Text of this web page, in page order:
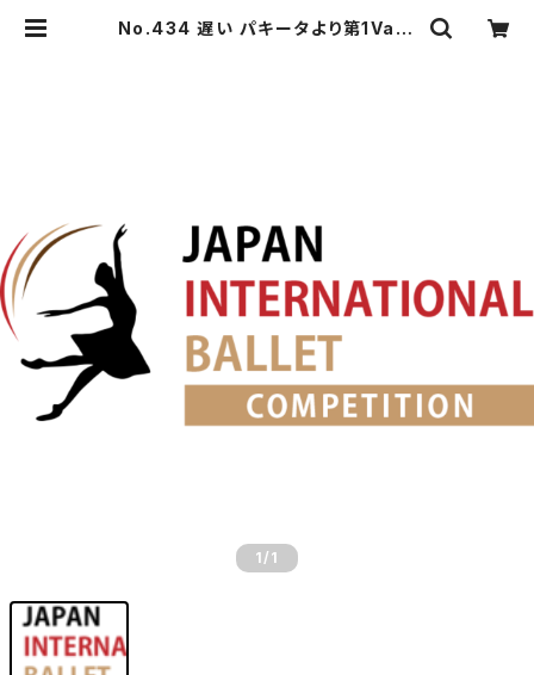
No.434 遅い パキータより第1Va. |
1 /1